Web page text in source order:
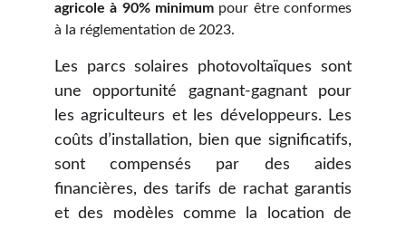
agricole à 90% minimumpour être conformes
à la réglementation de 2023.
Les parcs solaires photovoltaïques sont
une opportunité gagnant-gagnant pour
les agriculteurs et les développeurs. Les
coûts d’installation, bien que significatifs,
sont compensés par des aides
financières, des tarifs de rachat garantis
et des modèles comme la location de